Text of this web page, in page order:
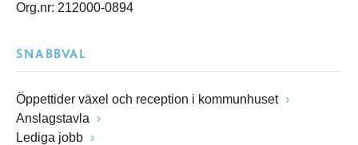
Org.nr: 212000-0894
SNABBVAL
Öppettider växel och reception i kommunhuset
Anslagstavla
Lediga jobb